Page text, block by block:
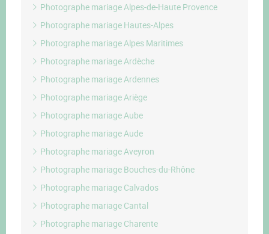
Photographe mariage Alpes-de-Haute Provence
Photographe mariage Hautes-Alpes
Photographe mariage Alpes Maritimes
Photographe mariage Ardèche
Photographe mariage Ardennes
Photographe mariage Ariège
Photographe mariage Aube
Photographe mariage Aude
Photographe mariage Aveyron
Photographe mariage Bouches-du-Rhône
Photographe mariage Calvados
Photographe mariage Cantal
Photographe mariage Charente